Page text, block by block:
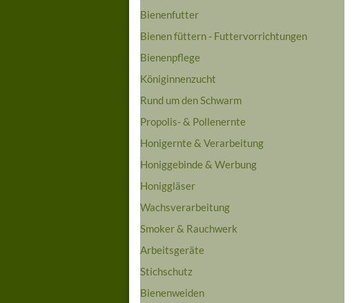
Bienenfutter
Bienen füttern - Futtervorrichtungen
Bienenpflege
Königinnenzucht
Rund um den Schwarm
Propolis- & Pollenernte
Honigernte & Verarbeitung
Honiggebinde & Werbung
Honiggläser
Wachsverarbeitung
Smoker & Rauchwerk
Arbeitsgeräte
Stichschutz
Bienenweiden